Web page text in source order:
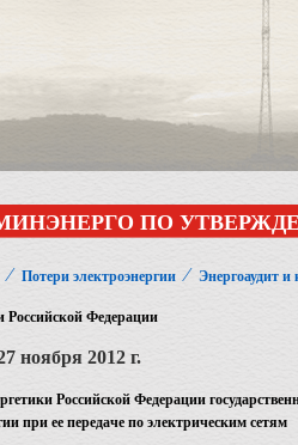
ПО
⁄ Потери электроэнергии ⁄ Энергоаудит и
Российской Федерации
ноября 2012 г.
Российской Федерации
при ее передаче по электрическим сетям